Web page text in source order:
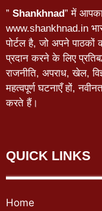
” Shankhnad” में
www.shankhnad.in
पोर्टल है, जो अपने पाठकों
प्रदान करने के लिए
राजनीति, अपराध, खेल,
महत्वपूर्ण घटनाएँ हों,
करते हैं।
QUICK LINKS
Home